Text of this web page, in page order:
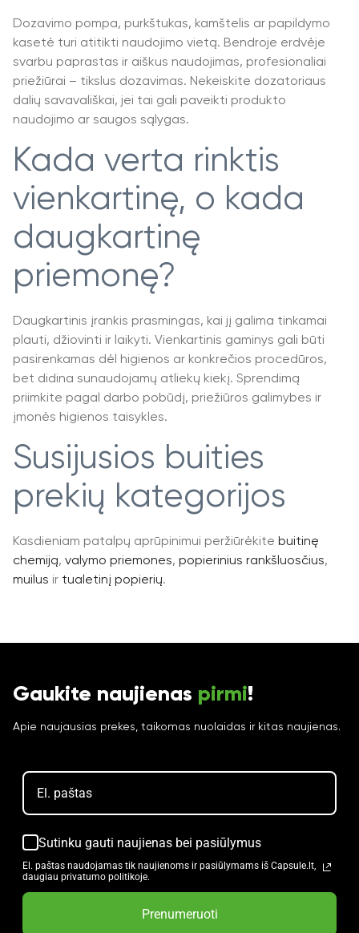
Dozavimo pompa, purkštukas, kamštelis ar papildymo
kasetė turi atitikti naudojimo vietą. Bendroje erdvėje
svarbu paprastas ir aiškus naudojimas, profesionaliai
priežiūrai – tikslus dozavimas. Nekeiskite dozatoriaus
dalių savavališkai, jei tai gali paveikti produkto
naudojimo ar saugos sąlygas.
Kada verta rinktis
vienkartinę, o kada
daugkartinę
priemonę?
Daugkartinis įrankis prasmingas, kai jį galima tinkamai
plauti, džiovinti ir laikyti. Vienkartinis gaminys gali būti
pasirenkamas dėl higienos ar konkrečios procedūros,
bet didina sunaudojamų atliekų kiekį. Sprendimą
priimkite pagal darbo pobūdį, priežiūros galimybes ir
įmonės higienos taisykles.
Susijusios buities
prekių kategorijos
Kasdieniam patalpų aprūpinimui peržiūrėkite buitinę
chemiją, valymo priemones, popierinius rankšluosčius,
muilus ir tualetinį popierių.
Gaukite naujienas pirmi!
Apie naujausias prekes, taikomas nuolaidas ir kitas naujienas.
Sutinku gauti naujienas bei pasiūlymus
El. paštas naudojamas tik naujienoms ir pasiūlymams iš Capsule.lt,
daugiau privatumo politikoje.
Prenumeruoti